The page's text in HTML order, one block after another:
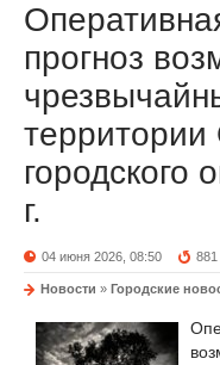
прогноз
территории
городского
г.
04 июня 2026, 08:50 881
Новости » Городские